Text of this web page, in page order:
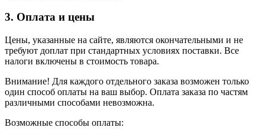
3. Оплата и цены
Цены, указанные на сайте, являются окончательными и не
требуют доплат при стандартных условиях поставки. Все
налоги включены в стоимость товара.
Внимание! Для каждого отдельного заказа возможен только
один способ оплаты на ваш выбор. Оплата заказа по частям
различными способами невозможна.
Возможные способы оплаты: